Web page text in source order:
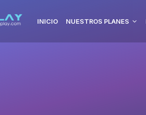
INICIO NUESTROS PLANES